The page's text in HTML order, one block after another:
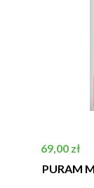
Cena
69,00 zł
PURAM